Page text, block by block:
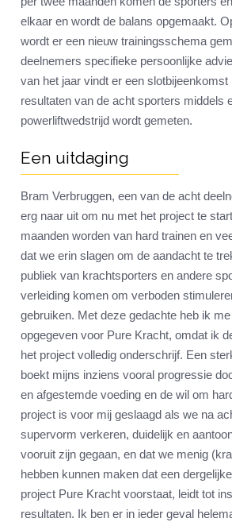
elkaar en wordt de balans opgemaakt.
wordt er een nieuw trainingsschema
deelnemers specifieke persoonlijke
van het jaar vindt er een slotbijeenkomst
resultaten van de acht sporters middels
powerliftwedstrijd wordt gemeten.
Een uitdaging
Bram Verbruggen, een van de acht
erg naar uit om nu met het project te
maanden worden van hard trainen en
dat we erin slagen om de aandacht te
publiek van krachtsporters en andere
verleiding komen om verboden
gebruiken. Met deze gedachte heb ik
opgegeven voor Pure Kracht, omdat ik
het project volledig onderschrijf. Een
boekt mijns inziens vooral progressie
en afgestemde voeding en de wil om
project is voor mij geslaagd als we na
supervorm verkeren, duidelijk en
vooruit zijn gegaan, en dat we menig
hebben kunnen maken dat een
project Pure Kracht voorstaat, leidt tot
resultaten. Ik ben er in ieder geval